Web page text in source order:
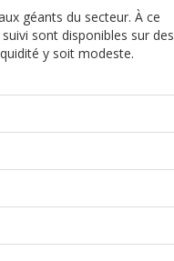
géants du secteur. À ce
sont disponibles sur des
y soit modeste.